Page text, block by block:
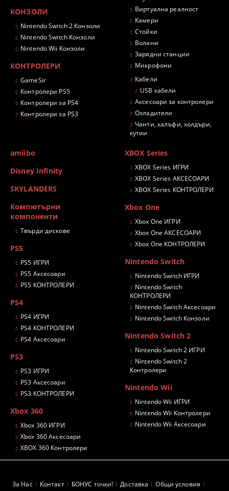
КОНЗОЛИ
Nintendo Switch 2 Конзоли
Nintendo Switch Конзоли
Nintendo Wii Конзоли
КОНТРОЛЕРИ
GameSir
Контролери PS5
Контролери за PS4
Контролери за PS3
Виртуална реалност
Камери
Стойки
Волани
Зарядни станции
Микрофони
Кабели
USB кабели
Аксесоари за контролери
Охладители
Чанти, калъфи, холдъри,
кутии
amiibo
Disney Infinity
SKYLANDERS
Компютърни
компоненти
Твърди дискове
PS5
PS5 ИГРИ
PS5 Аксесоари
PS5 КОНТРОЛЕРИ
PS4
PS4 ИГРИ
PS4 КОНТРОЛЕРИ
PS4 Аксесоари
PS3
PS3 ИГРИ
PS3 Аксесоари
PS3 КОНТРОЛЕРИ
Xbox 360
Xbox 360 ИГРИ
Xbox 360 Аксесоари
XBOX 360 Контролери
XBOX Series
XBOX Series ИГРИ
XBOX Series АКСЕСОАРИ
XBOX Series КОНТРОЛЕРИ
Xbox One
Xbox One ИГРИ
Xbox One АКСЕСОАРИ
Xbox One КОНТРОЛЕРИ
Nintendo Switch
Nintendo Switch ИГРИ
Nintendo Switch
КОНТРОЛЕРИ
Nintendo Switch Аксесоари
Nintendo Switch Конзоли
Nintendo Switch 2
Nintendo Switch 2 ИГРИ
Nintendo Switch 2
Контролери
Nintendo Wii
Nintendo Wii ИГРИ
Nintendo Wii Контролери
Nintendo Wii Аксесоари
За Нас Контакт БОНУС точки! Доставка Общи условия